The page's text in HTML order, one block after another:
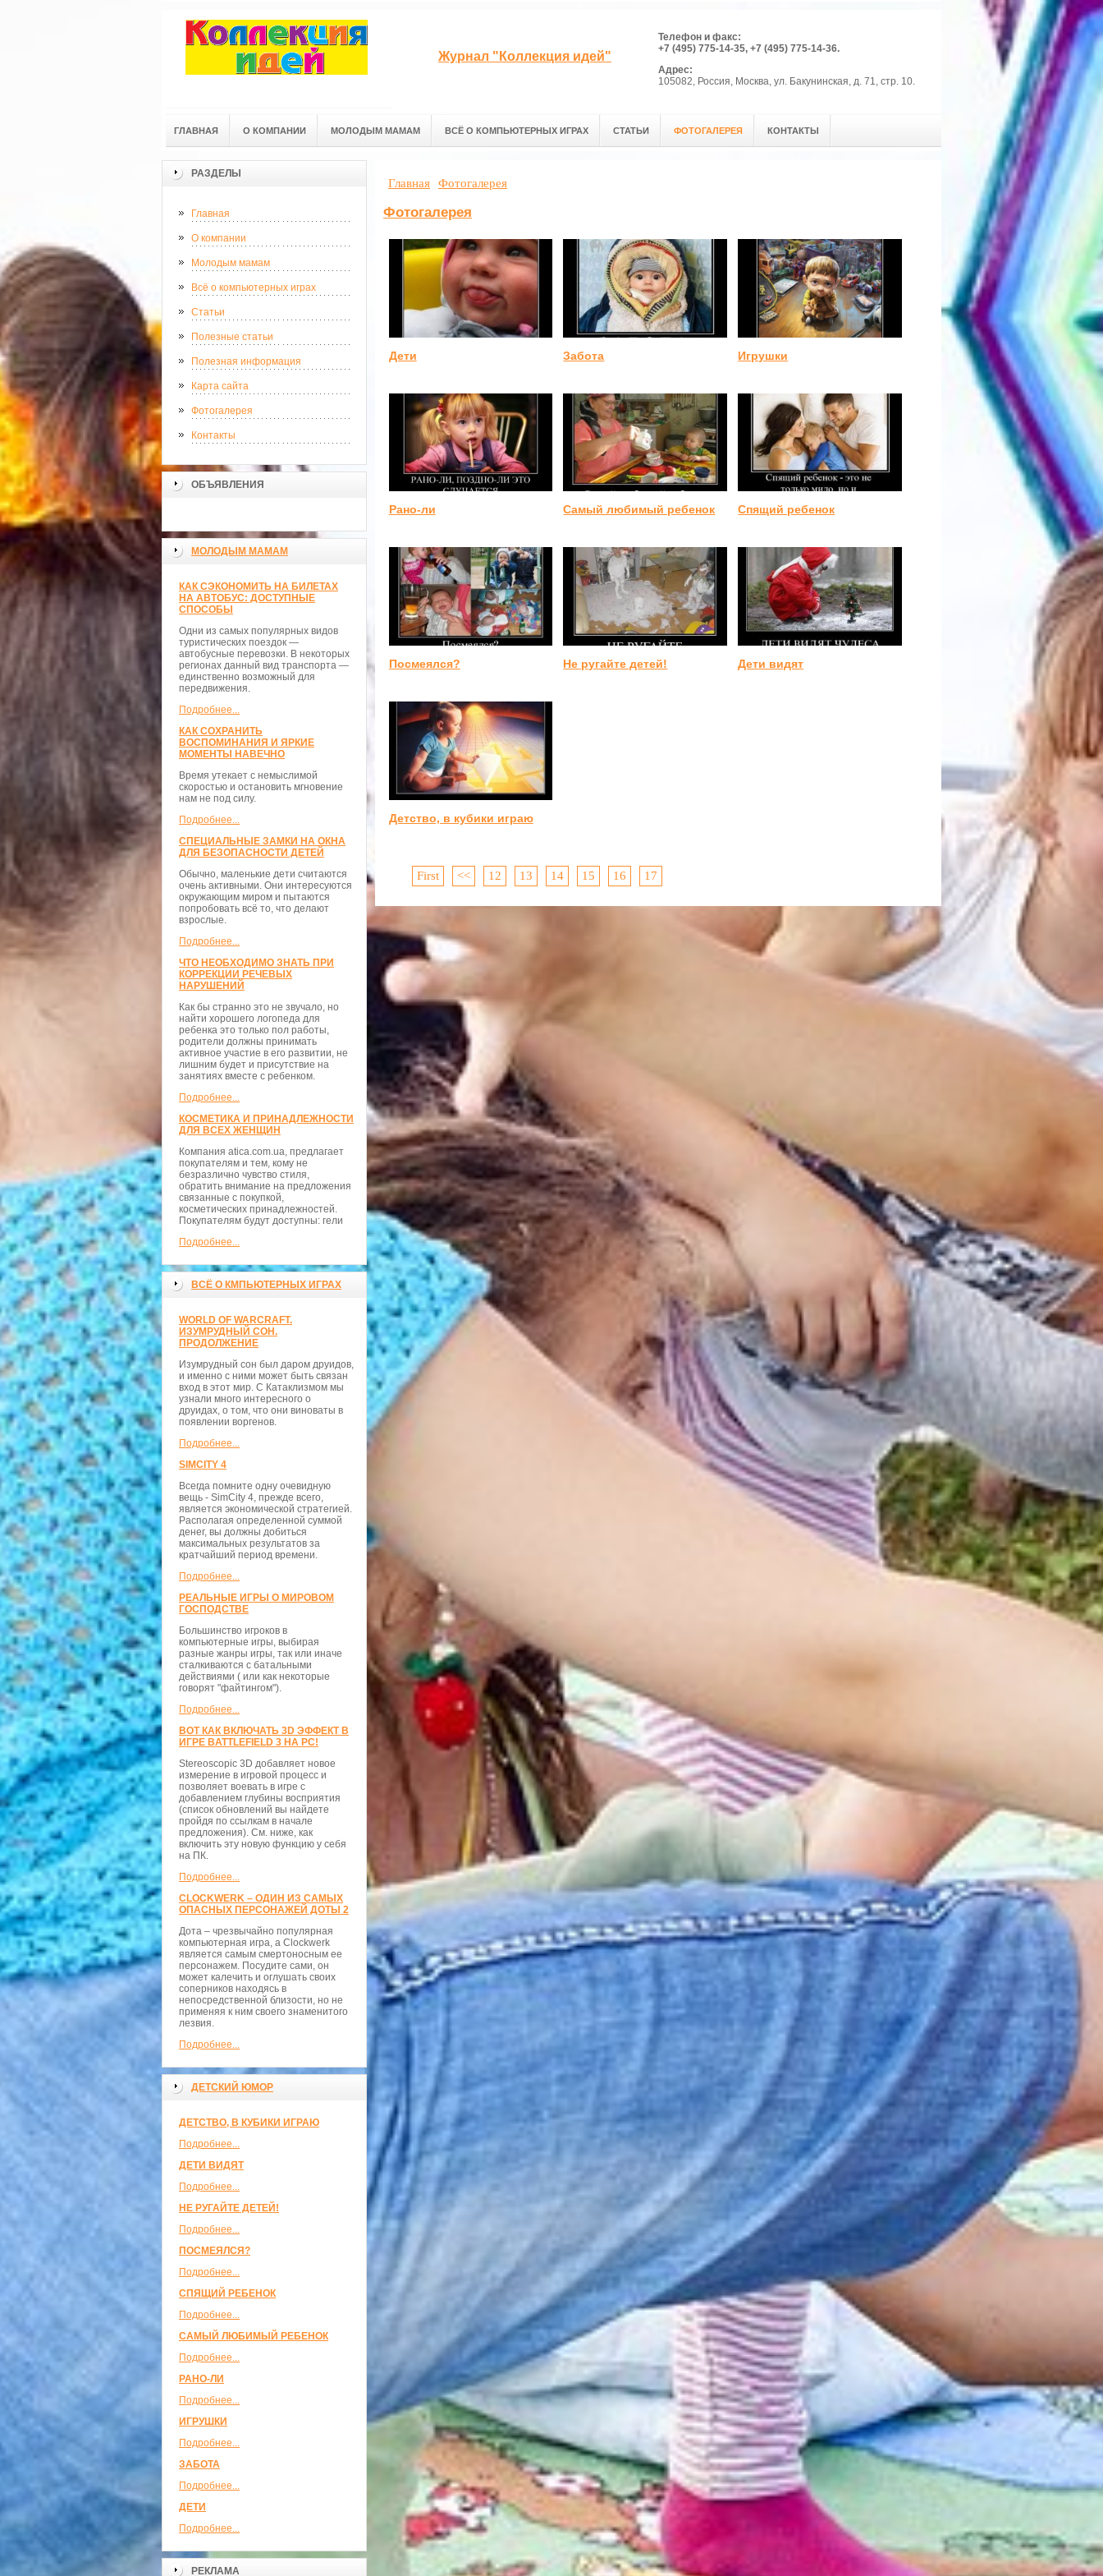
Журнал "Коллекция идей"
Телефон и факс:
+7 (495) 775-14-35, +7 (495) 775-14-36.
Адрес:
105082, Россия, Москва, ул. Бакунинская, д. 71, стр. 10.
ГЛАВНАЯ О КОМПАНИИ МОЛОДЫМ МАМАМ ВСЁ О КОМПЬЮТЕРНЫХ ИГРАХ СТАТЬИ ФОТОГАЛЕРЕЯ КОНТАКТЫ
РАЗДЕЛЫ
Главная
О компании
Молодым мамам
Всё о компьютерных играх
Статьи
Полезные статьи
Полезная информация
Карта сайта
Фотогалерея
Контакты
ОБЪЯВЛЕНИЯ
МОЛОДЫМ МАМАМ
КАК СЭКОНОМИТЬ НА БИЛЕТАХ
НА АВТОБУС: ДОСТУПНЫЕ
СПОСОБЫ
Одни из самых популярных видов
туристических поездок —
автобусные перевозки. В некоторых
регионах данный вид транспорта —
единственно возможный для
передвижения.
Подробнее...
КАК СОХРАНИТЬ
ВОСПОМИНАНИЯ И ЯРКИЕ
МОМЕНТЫ НАВЕЧНО
Время утекает с немыслимой
скоростью и остановить мгновение
нам не под силу.
Подробнее...
СПЕЦИАЛЬНЫЕ ЗАМКИ НА ОКНА
ДЛЯ БЕЗОПАСНОСТИ ДЕТЕЙ
Обычно, маленькие дети считаются
очень активными. Они интересуются
окружающим миром и пытаются
попробовать всё то, что делают
взрослые.
Подробнее...
ЧТО НЕОБХОДИМО ЗНАТЬ ПРИ
КОРРЕКЦИИ РЕЧЕВЫХ
НАРУШЕНИЙ
Как бы странно это не звучало, но
найти хорошего логопеда для
ребенка это только пол работы,
родители должны принимать
активное участие в его развитии, не
лишним будет и присутствие на
занятиях вместе с ребенком.
Подробнее...
КОСМЕТИКА И ПРИНАДЛЕЖНОСТИ
ДЛЯ ВСЕХ ЖЕНЩИН
Компания atica.com.ua, предлагает
покупателям и тем, кому не
безразлично чувство стиля,
обратить внимание на предложения
связанные с покупкой,
косметических принадлежностей.
Покупателям будут доступны: гели
Подробнее...
ВСЁ О КМПЬЮТЕРНЫХ ИГРАХ
WORLD OF WARCRAFT.
ИЗУМРУДНЫЙ СОН.
ПРОДОЛЖЕНИЕ
Изумрудный сон был даром друидов,
и именно с ними может быть связан
вход в этот мир. С Катаклизмом мы
узнали много интересного о
друидах, о том, что они виноваты в
появлении воргенов.
Подробнее...
SIMCITY 4
Всегда помните одну очевидную
вещь - SimCity 4, прежде всего,
является экономической стратегией.
Располагая определенной суммой
денег, вы должны добиться
максимальных результатов за
кратчайший период времени.
Подробнее...
РЕАЛЬНЫЕ ИГРЫ О МИРОВОМ
ГОСПОДСТВЕ
Большинство игроков в
компьютерные игры, выбирая
разные жанры игры, так или иначе
сталкиваются с батальными
действиями ( или как некоторые
говорят "файтингом").
Подробнее...
ВОТ КАК ВКЛЮЧАТЬ 3D ЭФФЕКТ В
ИГРЕ BATTLEFIELD 3 НА PC!
Stereoscopic 3D добавляет новое
измерение в игровой процесс и
позволяет воевать в игре с
добавлением глубины восприятия
(список обновлений вы найдете
пройдя по ссылкам в начале
предложения). См. ниже, как
включить эту новую функцию у себя
на ПК.
Подробнее...
CLOCKWERK – ОДИН ИЗ САМЫХ
ОПАСНЫХ ПЕРСОНАЖЕЙ ДОТЫ 2
Дота – чрезвычайно популярная
компьютерная игра, а Clockwerk
является самым смертоносным ее
персонажем. Посудите сами, он
может калечить и оглушать своих
соперников находясь в
непосредственной близости, но не
применяя к ним своего знаменитого
лезвия.
Подробнее...
ДЕТСКИЙ ЮМОР
ДЕТСТВО, В КУБИКИ ИГРАЮ
Подробнее...
ДЕТИ ВИДЯТ
Подробнее...
НЕ РУГАЙТЕ ДЕТЕЙ!
Подробнее...
ПОСМЕЯЛСЯ?
Подробнее...
СПЯЩИЙ РЕБЕНОК
Подробнее...
САМЫЙ ЛЮБИМЫЙ РЕБЕНОК
Подробнее...
РАНО-ЛИ
Подробнее...
ИГРУШКИ
Подробнее...
ЗАБОТА
Подробнее...
ДЕТИ
Подробнее...
РЕКЛАМА
Главная Фотогалерея
Фотогалерея
Дети Забота Игрушки
Рано-ли Самый любимый ребенок Спящий ребенок
Посмеялся? Не ругайте детей! Дети видят
Детство, в кубики играю
First << 12 13 14 15 16 17